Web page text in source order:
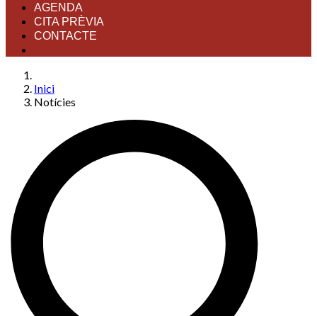
AGENDA
CITA PRÈVIA
CONTACTE
Inici
Notícies